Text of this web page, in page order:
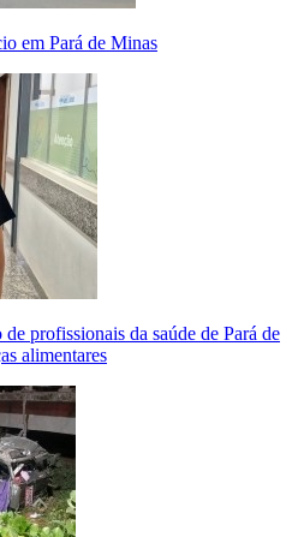
em Pará de Minas
profissionais da saúde de Pará de
alimentares